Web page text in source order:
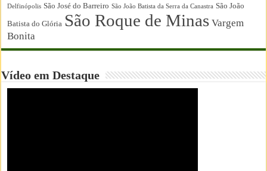
Delfinópolis São José do Barreiro São João Batista da Serra da Canastra São João
Batista do Glória São Roque de Minas Vargem
Bonita
Vídeo em Destaque